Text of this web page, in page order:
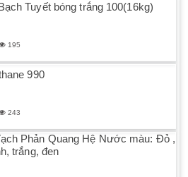
Tuyết bóng trắng 100(16kg)
195
990
243
Phản Quang Hệ Nước màu: Đỏ ,
trắng, đen